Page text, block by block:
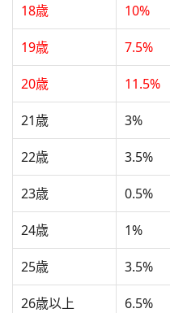
18歳 10%
19歳 7.5%
20歳 11.5%
21歳 3%
22歳 3.5%
23歳 0.5%
24歳 1%
25歳 3.5%
26歳以上 6.5%